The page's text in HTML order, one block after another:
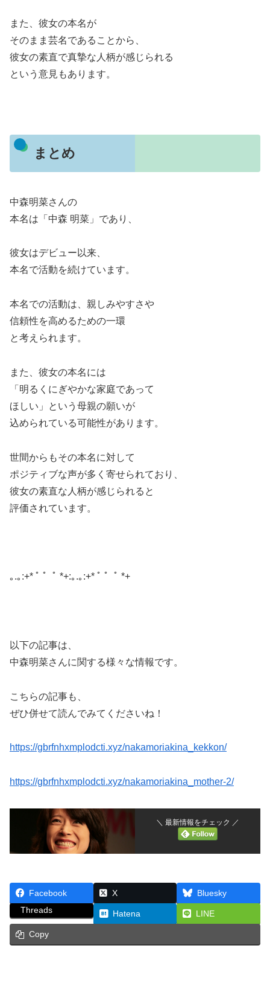
また、彼女の本名が
そのまま芸名であることから、
彼女の素直で真摯な人柄が感じられる
という意見もあります。
まとめ
中森明菜さんの
本名は「中森 明菜」であり、
彼女はデビュー以来、
本名で活動を続けています。
本名での活動は、親しみやすさや
信頼性を高めるための一環
と考えられます。
また、彼女の本名には
「明るくにぎやかな家庭であって
ほしい」という母親の願いが
込められている可能性があります。
世間からもその本名に対して
ポジティブな声が多く寄せられており、
彼女の素直な人柄が感じられると
評価されています。
｡.｡:+* ﾟ ゜ﾟ *+:｡.｡:+* ﾟ ゜ﾟ *+
以下の記事は、
中森明菜さんに関する様々な情報です。
こちらの記事も、
ぜひ併せて読んでみてくださいね！
https://gbrfnhxmplodcti.xyz/nakamoriakina_kekkon/
https://gbrfnhxmplodcti.xyz/nakamoriakina_mother-2/
＼ 最新情報をチェック ／
Facebook X
Bluesky
Threads
Hatena LINE
Copy